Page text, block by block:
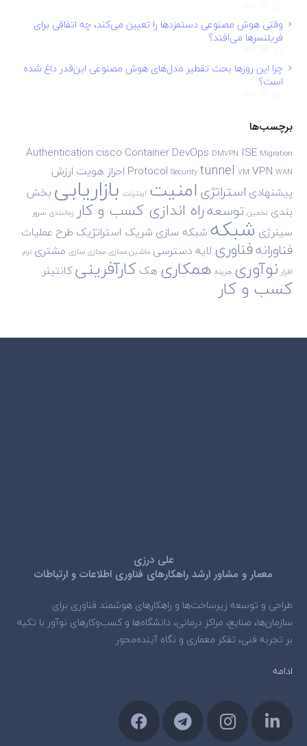
وقتی هوش مصنوعی دستمزدها را تعیین می‌کند، چه اتفاقی برای
فریلنسرها می‌افتد؟
چرا این روزها بحث تقطیر مدل‌های هوش مصنوعی این‌قدر داغ شده
است؟
برچسب‌ها
Authentication cisco ContainerDevOps DMVPN ISE Migration
Protocol Security tunnel VM VPN WAN احراز هویت ارزش
پیشنهادی استراتژی امنیت اینترنت بازاریابیبخش
بندی تخمین توسعهراه اندازی کسب و کار زمانبندی سرور
سینرژی شبکه شبکه سازی شریک استراتژیک طرح عملیات
فناورانهفناوری لایه دسترسی ماشین مجازی مجازی سازی مشتری نرم
افزار نوآوری هزینه همکاری هککارآفرینیکانتینر
کسب و کار
علی درزی
معمار و مشاور ارشد راهکارهای فناوری اطلاعات و ارتباطات
طراحی و توسعه زیرساخت‌ها و راهکارهای هوشمند فناوری برای
سازمان‌ها، صنایع، مراکز درمانی، دانشگاه‌ها و کسب‌وکارهای نوآور با تکیه
بر تجربه فنی، تفکر معماری و نگاه آینده‌محور
ادامه